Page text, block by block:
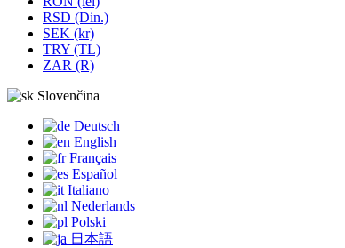
RSD (Din.)
SEK (kr)
TRY (TL)
ZAR (R)
Slovenčina
Deutsch
English
Français
Español
Italiano
Nederlands
Polski
日本語